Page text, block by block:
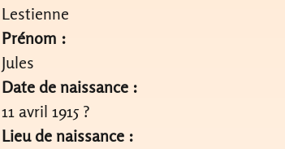
Lestienne
Prénom :
Jules
Date de naissance :
11 avril 1915 ?
Lieu de naissance :